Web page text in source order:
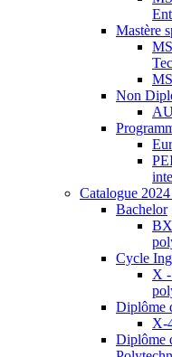
Mastère
Non
Catalogue
Bachelor
Cycle
X -
Diplôme
X-
Diplôme